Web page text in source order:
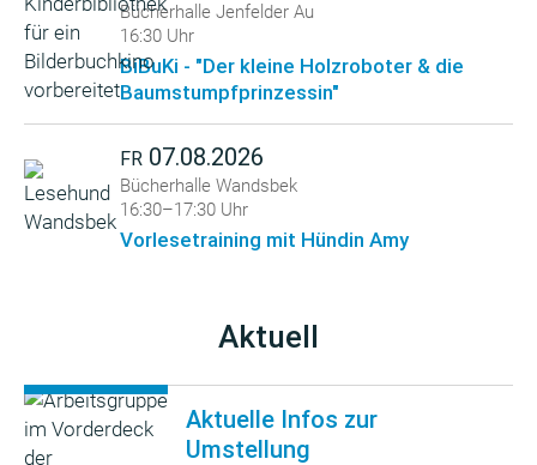
Bücherhalle Jenfelder Au
16:30 Uhr
BiBuKi - "Der kleine Holzroboter & die
Baumstumpfprinzessin"
FR 07.08.2026
Bücherhalle Wandsbek
16:30–17:30 Uhr
Vorlesetraining mit Hündin Amy
Aktuell
Aktuelle Infos zur
Umstellung